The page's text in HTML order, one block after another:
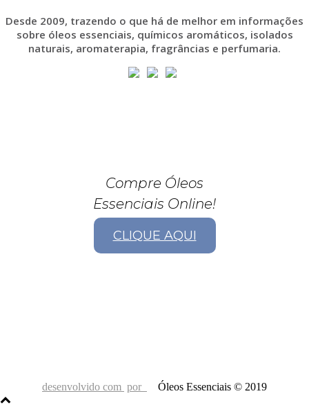
Desde 2009, trazendo o que há de melhor em informações
sobre óleos essenciais, químicos aromáticos, isolados
naturais, aromaterapia, fragrâncias e perfumaria.
Compre Óleos
Essenciais Online!
CLIQUE AQUI
desenvolvido com por Óleos Essenciais © 2019